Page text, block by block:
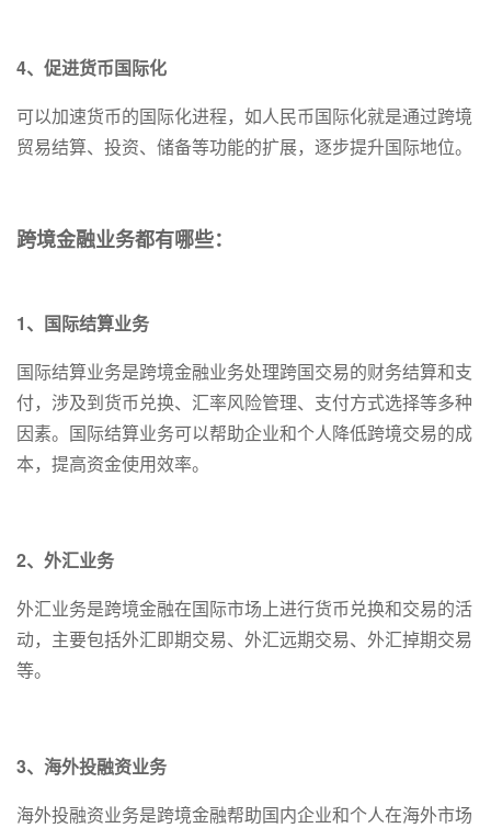
4、促进货币国际化
可以加速货币的国际化进程，如人民币国际化就是通过跨境
贸易结算、投资、储备等功能的扩展，逐步提升国际地位。
跨境金融业务都有哪些：
1、国际结算业务
国际结算业务是跨境金融业务处理跨国交易的财务结算和支
付，涉及到货币兑换、汇率风险管理、支付方式选择等多种
因素。国际结算业务可以帮助企业和个人降低跨境交易的成
本，提高资金使用效率。
2、外汇业务
外汇业务是跨境金融在国际市场上进行货币兑换和交易的活
动，主要包括外汇即期交易、外汇远期交易、外汇掉期交易
等。
3、海外投融资业务
海外投融资业务是跨境金融帮助国内企业和个人在海外市场